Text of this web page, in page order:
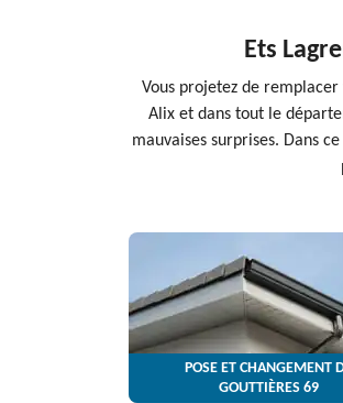
Ets
Vous projetez de
Alix et dans tout le
mauvaises surprises. Dans
POSE ET CHANGEMENT
GOUTTIÈRES 69